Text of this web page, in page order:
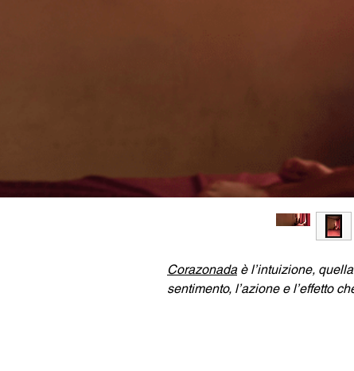
Corazonadaè l’intuizione,
sentimento, l’azione e l’effetto